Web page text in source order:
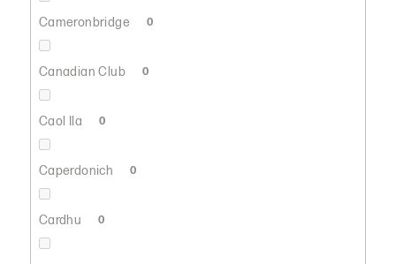
Cameronbridge 0
Canadian Club 0
Caol Ila 0
Caperdonich 0
Cardhu 0